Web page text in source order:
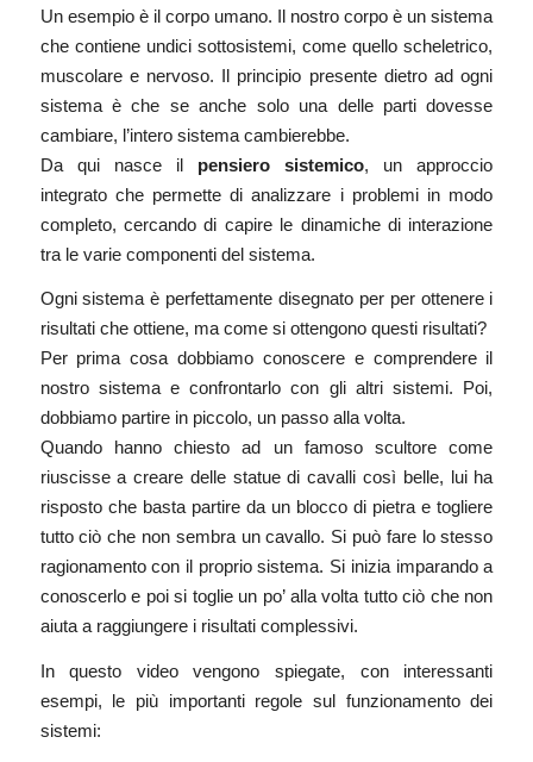
Un esempio è il corpo umano. Il nostro corpo è un sistema
che contiene undici sottosistemi, come quello scheletrico,
muscolare e nervoso. Il principio presente dietro ad ogni
sistema è che se anche solo una delle parti dovesse
cambiare, l’intero sistema cambierebbe.
Da qui nasce il pensiero sistemico, un approccio
integrato che permette di analizzare i problemi in modo
completo, cercando di capire le dinamiche di interazione
tra le varie componenti del sistema.
Ogni sistema è perfettamente disegnato per per ottenere i
risultati che ottiene, ma come si ottengono questi risultati?
Per prima cosa dobbiamo conoscere e comprendere il
nostro sistema e confrontarlo con gli altri sistemi. Poi,
dobbiamo partire in piccolo, un passo alla volta.
Quando hanno chiesto ad un famoso scultore come
riuscisse a creare delle statue di cavalli così belle, lui ha
risposto che basta partire da un blocco di pietra e togliere
tutto ciò che non sembra un cavallo. Si può fare lo stesso
ragionamento con il proprio sistema. Si inizia imparando a
conoscerlo e poi si toglie un po’ alla volta tutto ciò che non
aiuta a raggiungere i risultati complessivi.
In questo videovengono spiegate, con interessanti
esempi, le più importanti regole sul funzionamento dei
sistemi: